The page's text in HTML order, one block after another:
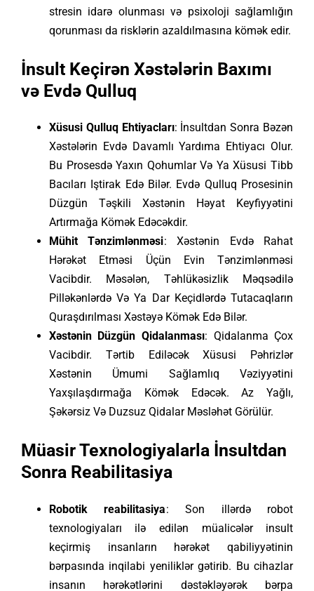
stresin idarə olunması və psixoloji sağlamlığın
qorunması da risklərin azaldılmasına kömək edir.
İnsult Keçirən Xəstələrin Baxımı
və Evdə Qulluq
Xüsusi Qulluq Ehtiyacları: İnsultdan Sonra Bəzən
Xəstələrin Evdə Davamlı Yardıma Ehtiyacı Olur.
Bu Prosesdə Yaxın Qohumlar Və Ya Xüsusi Tibb
Bacıları Iştirak Edə Bilər. Evdə Qulluq Prosesinin
Düzgün Təşkili Xəstənin Həyat Keyfiyyətini
Artırmağa Kömək Edəcəkdir.
Mühit Tənzimlənməsi: Xəstənin Evdə Rahat
Hərəkət Etməsi Üçün Evin Tənzimlənməsi
Vacibdir. Məsələn, Təhlükəsizlik Məqsədilə
Pilləkənlərdə Və Ya Dar Keçidlərdə Tutacaqların
Quraşdırılması Xəstəyə Kömək Edə Bilər.
Xəstənin Düzgün Qidalanması: Qidalanma Çox
Vacibdir. Tərtib Ediləcək Xüsusi Pəhrizlər
Xəstənin Ümumi Sağlamlıq Vəziyyətini
Yaxşılaşdırmağa Kömək Edəcək. Az Yağlı,
Şəkərsiz Və Duzsuz Qidalar Məsləhət Görülür.
Müasir Texnologiyalarla İnsultdan
Sonra Reabilitasiya
Robotik reabilitasiya: Son illərdə robot
texnologiyaları ilə edilən müalicələr insult
keçirmiş insanların hərəkət qabiliyyətinin
bərpasında inqilabi yeniliklər gətirib. Bu cihazlar
insanın hərəkətlərini dəstəkləyərək bərpa